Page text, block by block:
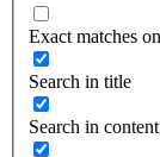
Exact matches
Search in title
Search in content